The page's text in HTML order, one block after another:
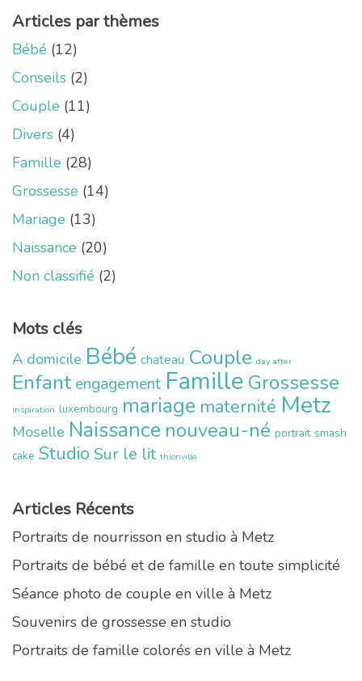
Articles par thèmes
Bébé (12)
Conseils (2)
Couple (11)
Divers (4)
Famille (28)
Grossesse (14)
Mariage (13)
Naissance (20)
Non classifié (2)
Mots clés
A domicile Bébé chateau Couple day after
Enfant engagement Famille Grossesse
inspiration luxembourg mariage maternité Metz
Moselle Naissance nouveau-né portrait smash
cake Studio Sur le lit thionville
Articles Récents
Portraits de nourrisson en studio à Metz
Portraits de bébé et de famille en toute simplicité
Séance photo de couple en ville à Metz
Souvenirs de grossesse en studio
Portraits de famille colorés en ville à Metz